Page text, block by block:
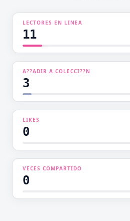
LECTORES EN LINEA
11
A??ADIR A COLECCI??N
3
LIKES
0
VECES COMPARTIDO
0